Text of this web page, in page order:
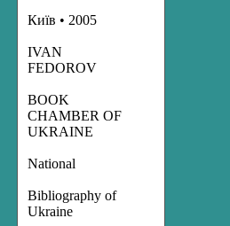
Київ • 2005
IVAN
FEDOROV
BOOK
CHAMBER OF
UKRAINE
National
Bibliography of
Ukraine